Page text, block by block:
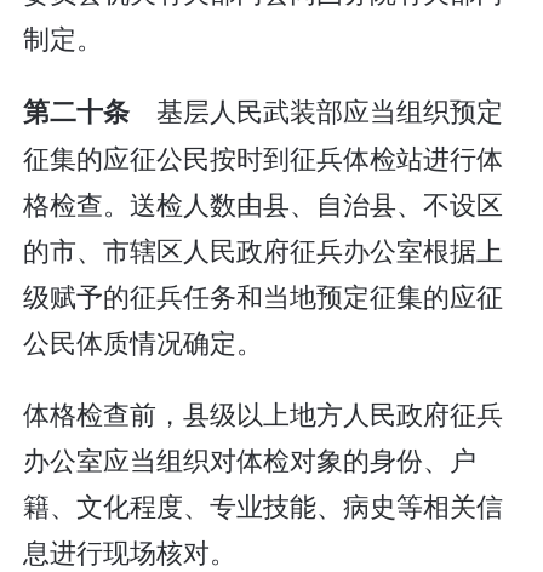
制定。
第二十条 基层人民武装部应当组织预定
征集的应征公民按时到征兵体检站进行体
格检查。送检人数由县、自治县、不设区
的市、市辖区人民政府征兵办公室根据上
级赋予的征兵任务和当地预定征集的应征
公民体质情况确定。
体格检查前，县级以上地方人民政府征兵
办公室应当组织对体检对象的身份、户
籍、文化程度、专业技能、病史等相关信
息进行现场核对。